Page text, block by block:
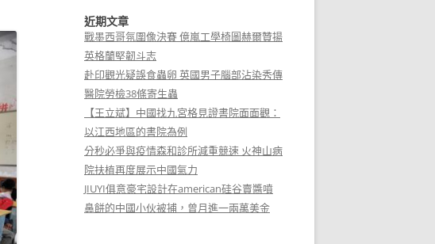
近期文章
戰墨西哥氛圍像決賽 億嵐工學椅圖赫爾贊揚
英格蘭堅韌斗志
赴印觀光疑誤食蟲卵 英國男子腦部沾染秀傳
醫院勞檢38條寄生蟲
【王立斌】中國找九宮格見證書院面面觀：
以江西地區的書院為例
分秒必爭與疫情森和診所減重競速 火神山病
院扶植再度展示中國氣力
JIUYI俱意豪宅設計在american硅谷賣醬噴
鼻餅的中國小伙被捕，曾月進一兩萬美金